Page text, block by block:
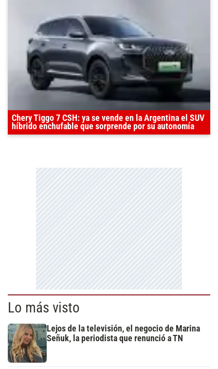
Chery Tiggo 7 CSH: ya se vende en la Argentina el SUV
híbrido enchufable que sorprende por su autonomía
Lo más visto
Lejos de la televisión, el negocio de Marina
Señuk, la periodista que renunció a TN